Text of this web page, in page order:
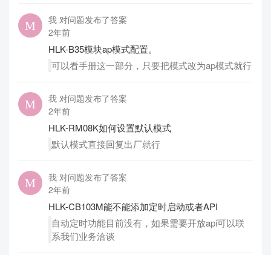
我 对问题发布了答案
2年前
HLK-B35模块ap模式配置。
可以看手册这一部分，只要把模式改为ap模式就行
我 对问题发布了答案
2年前
HLK-RM08K如何设置默认模式
默认模式直接回复出厂就行
我 对问题发布了答案
2年前
HLK-CB103M能不能添加定时启动或者API
自动定时功能目前没有，如果需要开放api可以联
系我们业务洽谈